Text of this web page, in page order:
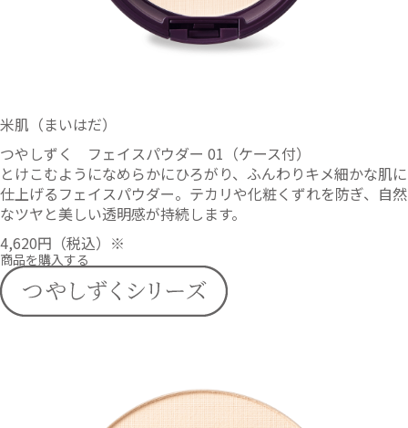
米肌（まいはだ）
つやしずく フェイスパウダー 01（ケース付）
とけこむようになめらかにひろがり、ふんわりキメ細かな肌に
仕上げるフェイスパウダー。テカリや化粧くずれを防ぎ、自然
なツヤと美しい透明感が持続します。
4,620円 （税込）※
商品を購入する